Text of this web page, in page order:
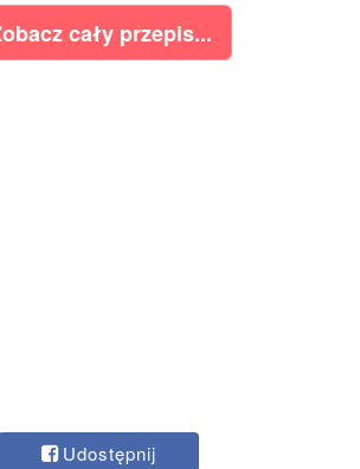
cały przepis...
Udostępnij